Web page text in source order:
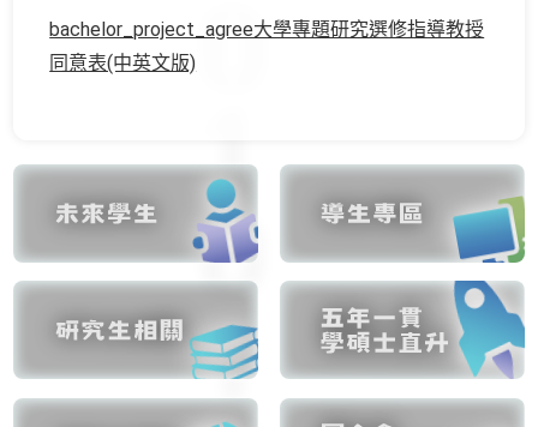
bachelor_project_agree大學專題研究選修指導教授
同意表(中英文版)